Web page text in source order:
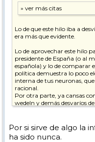
Lo de que este hilo iba a
era más que evidente.
Lo de aprovechar este hilo
presidente de España (o al
española) y lo de comparar
política demuestra lo poco
interna de tus neuronas,
racional.
Por otra parte, ya cansas
wedeln y demás desvaríos
Paz y prosperidad.
Por si sirve de algo la
ha sido nunca.